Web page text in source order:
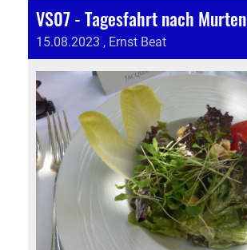
VS07 - Tagesfahrt nach Murten
15.08.2023 , Ernst Beat